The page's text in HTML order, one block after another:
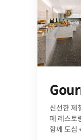
신선한 제
페 레스토
함께 도심